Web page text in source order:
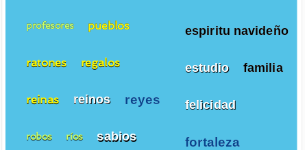
espiritu navideño
estudio familia
felicidad
fortaleza
profesores pueblos
ratones regalos
reinas reinos reyes
robos ríos sabios